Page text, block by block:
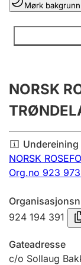
Lag og
Registrere,
Innsending
Tinglysing
Jeger
Mørk bakgrunn
Opplysninger
NORSK
Undereining
NORSK
Org.no 923
924 194 391
Gateadresse
c/o Sollaug